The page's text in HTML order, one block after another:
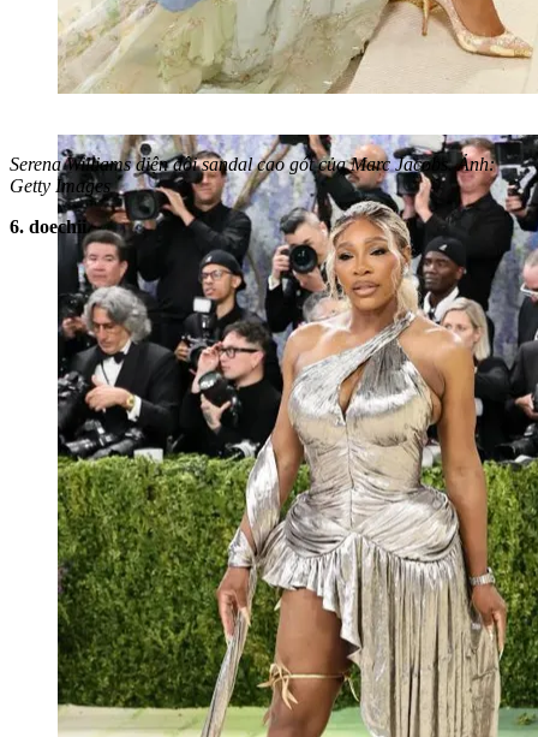
Serena Williams diện đôi sandal cao gót của Marc Jacobs. Ảnh:
Getty Images
6. doechii